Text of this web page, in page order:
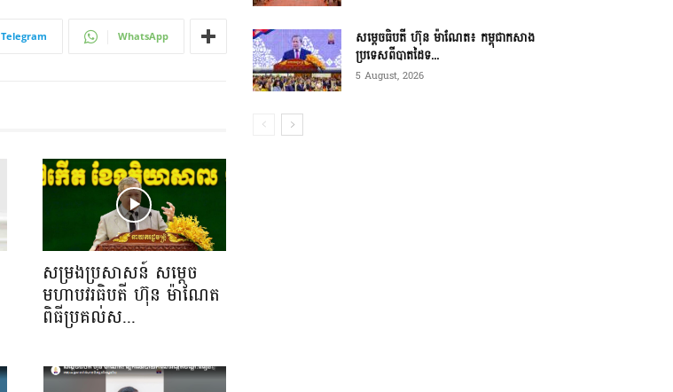
ប្រតិកម្ម
រហ័ស
Telegram WhatsApp
សម្រងប្រសាសន៍ សម្ដេច
មហាបវរធិបតី ហ៊ុន ម៉ាណែត
ពិធីប្រគល់ស...
សម្ដេចធិបតី ហ៊ុន ម៉ាណែត៖ កម្ពុជាកសាង
ប្រទេសពីបាតដៃទ...
5 August, 2026